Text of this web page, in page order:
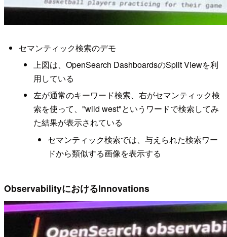
セマンティック検索のデモ
上図は、OpenSearch DashboardsのSplit Viewを利
用している
左が通常のキーワード検索、右がセマンティック検
索を使って、"wild west"というワードで検索してみ
た結果が表示されている
セマンティック検索では、与えられた検索ワー
ドから類似する画像を表示する
ObservabilityにおけるInnovations